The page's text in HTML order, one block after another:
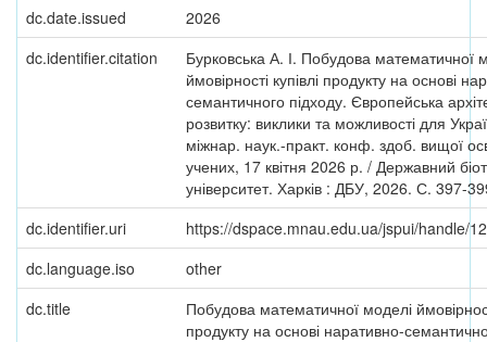
dc.date.issued
2026
dc.identifier.citation
Бурковська А. І. Побудова математичної
ймовірності купівлі продукту на основі
семантичного підходу. Європейська
розвитку: виклики та можливості для
міжнар. наук.-практ. конф. здоб. вищої
учених, 17 квітня 2026 р. / Державний
університет. Харків : ДБУ, 2026. С. 397-
dc.identifier.uri
https://dspace.mnau.edu.ua/jspui/handle/
dc.language.iso
other
dc.title
Побудова математичної моделі
продукту на основі наративно-